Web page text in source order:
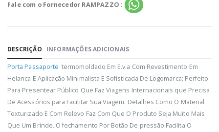
Fale com o Fornecedor RAMPAZZO :
DESCRIÇÃO INFORMAÇÕES ADICIONAIS
Porta Passaporte termomoldado Em E.v.a Com Revestimento Em
Helanca E Aplicação Minimalista E Sofisticada De Logomarca; Perfeito
Para Presentear Público Que Faz Viagens Internacionais que Precisa
De Acessórios para Facilitar Sua Viagem. Detalhes Como O Material
Texturizado E Com Relevo Faz Com Que O Produto Seja Muito Mais
Que Um Brinde. O fechamento Por Botão De pressão Facilita O